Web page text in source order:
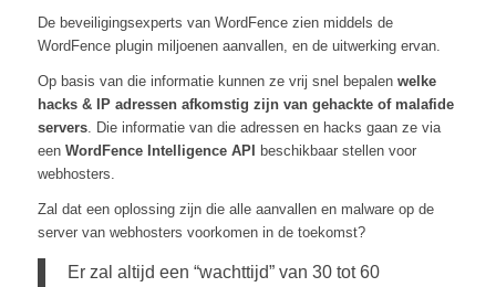
De beveiligingsexperts van WordFence zien middels de
WordFence plugin miljoenen aanvallen, en de uitwerking ervan.
Op basis van die informatie kunnen ze vrij snel bepalen welke
hacks & IP adressen afkomstig zijn van gehackte of malafide
servers. Die informatie van die adressen en hacks gaan ze via
een WordFence Intelligence API beschikbaar stellen voor
webhosters.
Zal dat een oplossing zijn die alle aanvallen en malware op de
server van webhosters voorkomen in de toekomst?
Er zal altijd een “wachttijd” van 30 tot 60